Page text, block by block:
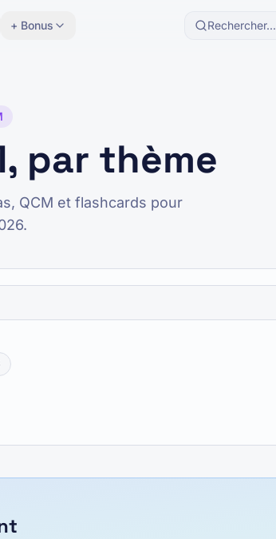
+ Bonus Rechercher...
par thème
QCM et flashcards pour